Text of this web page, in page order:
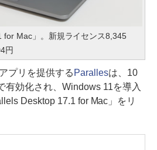
for Mac」。新規ライセンス8,345
円
プリを提供する Parallesは、10
有効化され、Windows 11を導入
Desktop 17.1 for Mac」をリ